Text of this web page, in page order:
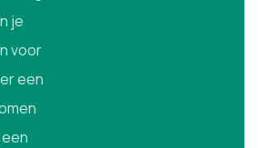
je
voor
een